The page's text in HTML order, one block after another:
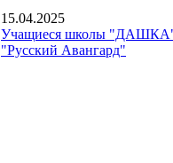
15.04.2025
Учащиеся школы "ДАШКА"
"Русский Авангард"